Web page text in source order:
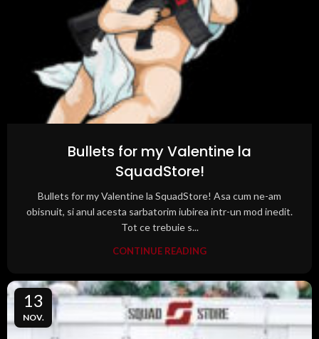
Bullets for my Valentine la
SquadStore!
Bullets for my Valentine la SquadStore! Asa cum ne-am
obisnuit, si anul acesta sarbatorim iubirea intr-un mod inedit.
Tot ce trebuie s...
CONTINUE READING
13
NOV.